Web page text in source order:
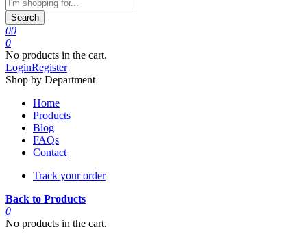
Search
00
0
No products in the cart.
LoginRegister
Shop by Department
Home
Products
Blog
FAQs
Contact
Track your order
Back to Products
0
No products in the cart.